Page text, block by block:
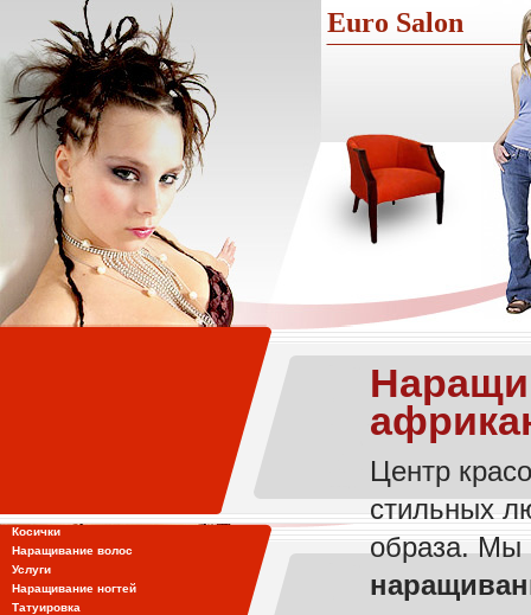
Euro Salon
Косички
Наращивание волос
Услуги
Наращивание ногтей
Татуировка
Центр
стильных
образа. Мы